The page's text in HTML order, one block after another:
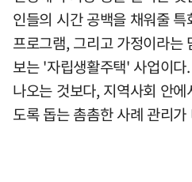
인들의 시간 공백을 채워줄
프로그램, 그리고 가정이라는
보는 '자립생활주택' 사업이
나오는 것보다, 지역사회 안
도록 돕는 촘촘한 사례 관리